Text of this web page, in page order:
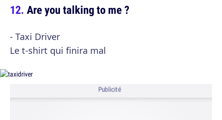
Are you talking to me ?
- Taxi Driver
Le t-shirt qui finira mal
Publicité